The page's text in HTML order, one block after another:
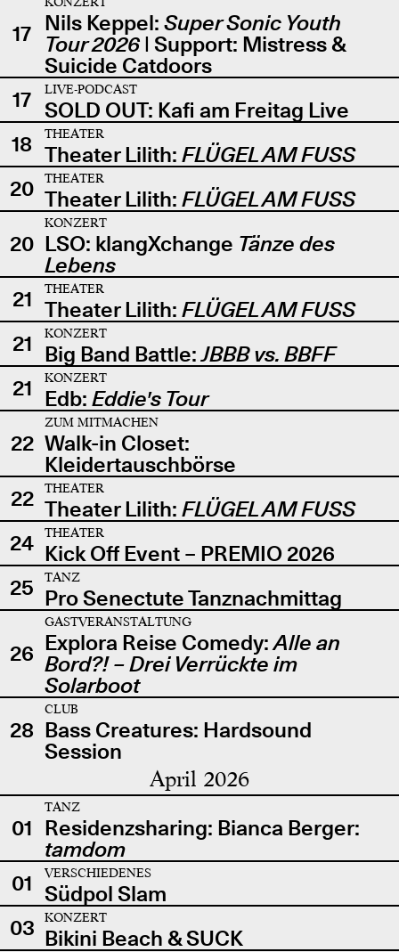
17 Nils Keppel: Super Sonic Youth
Tour 2026| Support: Mistress &
Suicide Catdoors
17
LIVE-PODCAST
SOLD OUT: Kafi am Freitag Live
18
THEATER
Theater Lilith: FLÜGEL AM FUSS
20
THEATER
Theater Lilith: FLÜGEL AM FUSS
20
KONZERT
LSO: klangXchange Tänze des
Lebens
21
THEATER
Theater Lilith: FLÜGEL AM FUSS
21
KONZERT
Big Band Battle:JBBB vs. BBFF
21
KONZERT
Edb: Eddie's Tour
22
ZUM MITMACHEN
Walk-in Closet:
Kleidertauschbörse
22
THEATER
Theater Lilith: FLÜGEL AM FUSS
24
THEATER
Kick Off Event – PREMIO 2026
25
TANZ
Pro Senectute Tanznachmittag
26
GASTVERANSTALTUNG
Explora Reise Comedy:Alle an
Bord?! – Drei Verrückte im
Solarboot
28
CLUB
Bass Creatures: Hardsound
Session
April 2026
01
TANZ
Residenzsharing: Bianca Berger:
tamdom
01
VERSCHIEDENES
Südpol Slam
03
KONZERT
Bikini Beach & SUCK